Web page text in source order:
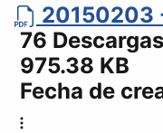
20150203
76 Descargas
975.38 KB
Fecha de